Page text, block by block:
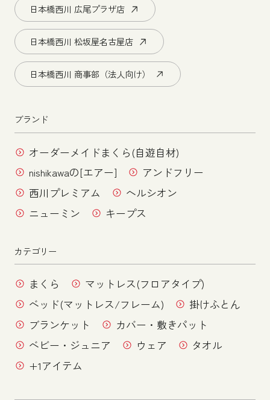
日本橋西川 広尾プラザ店
日本橋西川 松坂屋名古屋店
日本橋西川 商事部（法人向け）
ブランド
オーダーメイドまくら(自遊自材)
nishikawaの[エアー]
アンドフリー
西川プレミアム
ヘルシオン
ニューミン
キープス
カテゴリー
まくら
マットレス(フロアタイプ)
ベッド(マットレス/フレーム)
掛けふとん
ブランケット
カバー・敷きパット
ベビー・ジュニア
ウェア
タオル
+1アイテム